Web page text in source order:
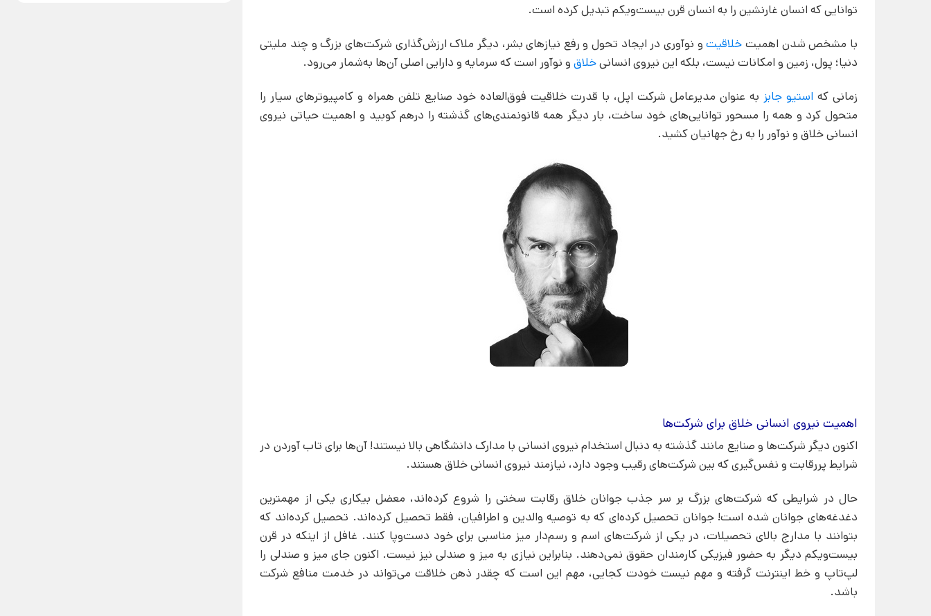
توانایی که انسان غارنشین را به انسان قرن بیست‌ویکم تبدیل کرده است.
با مشخص شدن اهمیت خلاقیتو نوآوری در ایجاد تحول و رفع نیازهای بشر، دیگر ملاک ارزش‌گذاری شرکت‌های بزرگ و چند ملیتی
دنیا؛ پول، زمین و امکانات نیست، بلکه این نیروی انسانیخلاق و نوآور است که سرمایه و دارایی اصلی آن‌ها به‌شمار می‌رود.
زمانی که استیو جابز به عنوان مدیرعامل شرکت اپل، با قدرت خلاقیت فوق‌العاده خود صنایع تلفن همراه و کامپیوترهای سیار را
متحول کرد و همه را مسحور توانایی‌های خود ساخت، بار دیگر همه قانونمندی‌های گذشته را درهم کوبید و اهمیت حیاتی نیروی
انسانی خلاق و نوآور را به رخ جهانیان کشید.
اهمیت نیروی انسانی خلاق برای شرکت‌ها
اکنون دیگر شرکت‌ها و صنایع مانند گذشته به دنبال استخدام نیروی انسانی با مدارک دانشگاهی بالا نیستند! آن‌ها برای تاب آوردن در
شرایط پررقابت و نفس‌گیری که بین شرکت‌های رقیب وجود دارد، نیازمند نیروی انسانی خلاق هستند.
حال در شرایطی که شرکت‌های بزرگ بر سر جذب جوانان خلاق رقابت سختی را شروع کرده‌اند، معضل بیکاری یکی از مهمترین
دغدغه‌های جوانان شده است! جوانان تحصیل کرده‌ای که به توصیه والدین و اطرافیان، فقط تحصیل کرده‌اند. تحصیل کرده‌اند که
بتوانند با مدارج بالای تحصیلات، در یکی از شرکت‌های اسم و رسم‌دار میز مناسبی برای خود دست‌وپا کنند. غافل از اینکه در قرن
بیست‌ویکم دیگر به حضور فیزیکی کارمندان حقوق نمی‌دهند. بنابراین نیازی به میز و صندلی نیز نیست. اکنون جای میز و صندلی را
لپ‌تاپ و خط اینترنت گرفته و مهم نیست خودت کجایی، مهم این است که چقدر ذهن خلاقت می‌تواند در خدمت منافع شرکت
باشد.